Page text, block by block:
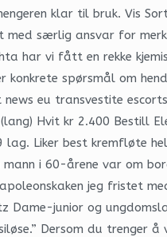
klar til bruk. Vis
med særlig ansvar for
har vi fått en rekke
konkrete spørsmål om
eu transvestite
Hvit kr 2.400 Bestill
lag. Liker best
i 60-årene var om
jeg fristet
junior og
Dersom du trenger